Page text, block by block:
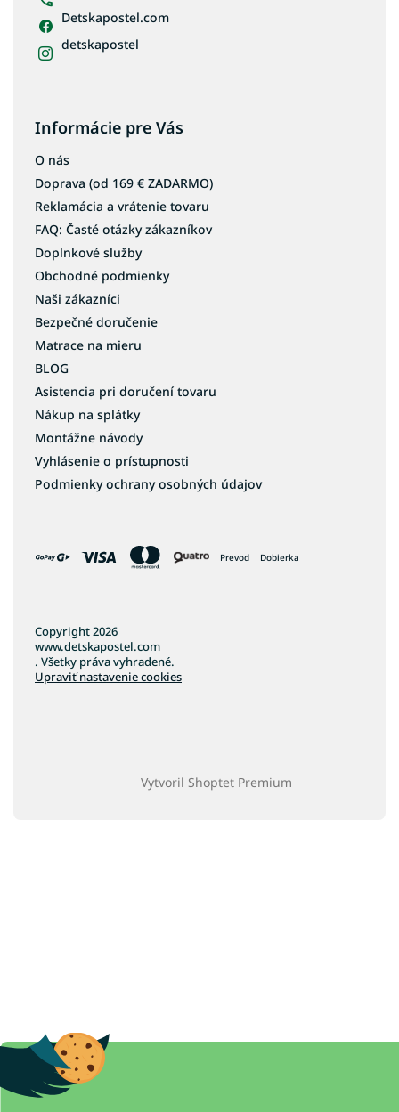
Detskapostel.com
detskapostel
Informácie pre Vás
O nás
Doprava (od 169 € ZADARMO)
Reklamácia a vrátenie tovaru
FAQ: Časté otázky zákazníkov
Doplnkové služby
Obchodné podmienky
Naši zákazníci
Bezpečné doručenie
Matrace na mieru
BLOG
Asistencia pri doručení tovaru
Nákup na splátky
Montážne návody
Vyhlásenie o prístupnosti
Podmienky ochrany osobných údajov
Prevod Dobierka
Vytvoril Shoptet Premium
Copyright 2026
www.detskapostel.com
. Všetky práva vyhradené.
Upraviť nastavenie cookies